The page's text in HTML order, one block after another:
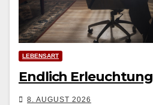
LEBENSART
Endlich Erleuchtung
8. AUGUST 2026